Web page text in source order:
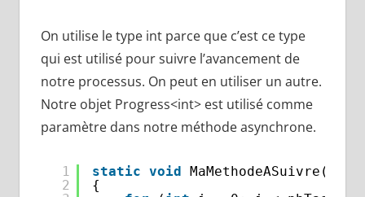
On utilise le type int parce que c’est ce type
qui est utilisé pour suivre l’avancement de
notre processus. On peut en utiliser un autre.
Notre objet Progress<int> est utilisé comme
paramètre dans notre méthode asynchrone.
1
2
static void
{